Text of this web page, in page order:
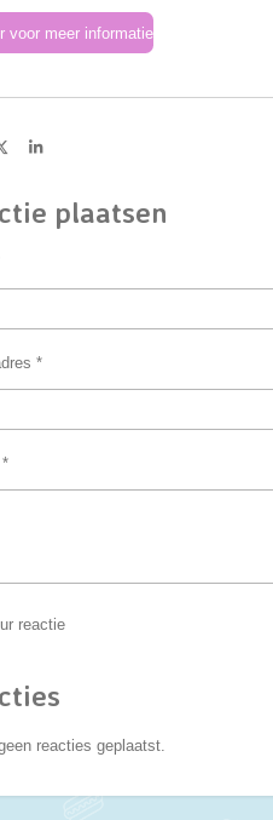
voor meer informatie
S
e
plaatsen
*
reactie
reacties geplaatst.